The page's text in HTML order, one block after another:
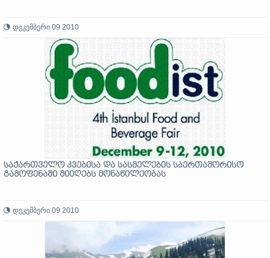
დეკემბერი 09 2010
საქართველო კვებისა და სასმელების საერთაშორისო
გამოფენაში მიიღებს მონაწილეობას
დეკემბერი 09 2010